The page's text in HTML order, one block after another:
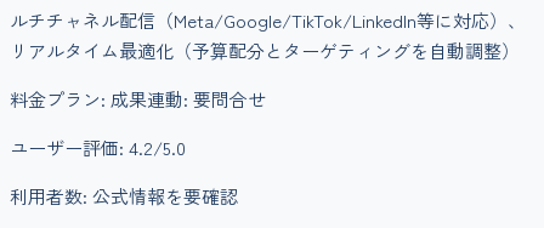
ルチチャネル配信（Meta/Google/TikTok/LinkedIn等に対応）、
リアルタイム最適化（予算配分とターゲティングを自動調整）
料金プラン: 成果連動: 要問合せ
ユーザー評価: 4.2/5.0
利用者数: 公式情報を要確認